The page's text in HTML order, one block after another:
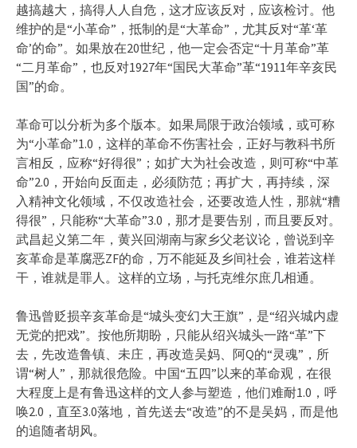
越搞越大，搞得人人自危，这才应该反对，应该检讨。他
维护的是“小革命”，抵制的是“大革命”，尤其反对“革‘革
命’的命”。如果放在20世纪，他一定会否定“十月革命”革
“二月革命”，也反对1927年“国民大革命”革“1911年辛亥民
国”的命。
革命可以分析为多个版本。如果局限于政治领域，或可称
为“小革命”1.0，这样的革命不伤害社会，正好与教科书所
言相反，应称“好得很”；如扩大为社会改造，则可称“中革
命”2.0，开始向反面走，必须防范；再扩大，再持续，深
入精神文化领域，不仅改造社会，还要改造人性，那就“糟
得很”，只能称“大革命”3.0，那才是要告别，而且要反对。
武昌起义第二年，黄兴回湖南与家乡父老议论，曾说到辛
亥革命是革腐恶ZF的命，万不能延及乡间社会，谁若这样
干，谁就是罪人。这样的立场，与托克维尔庶几相通。
鲁迅曾贬损辛亥革命是“城头变幻大王旗”，是“绍兴城内虚
无党的把戏”。按他所期盼，只能从绍兴城头一路“革”下
去，先改造鲁镇、未庄，再改造吴妈、阿Q的“灵魂”，所
谓“树人”，那就很危险。中国“五四”以来的革命观，在很
大程度上是有鲁迅这样的文人参与塑造，他们难耐1.0，呼
唤2.0，直至3.0落地，首先送去“改造”的不是吴妈，而是他
的追随者胡风。